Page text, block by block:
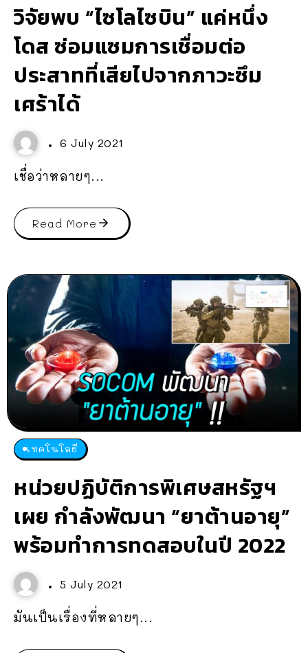
วิจัยพบ “ไซโลไซบิน” แค่หนึ่ง
โดส ซ่อมแซมการเชื่อมต่อ
ประสาทที่เสียไปจากภาวะซึม
เศร้าได้
6 July 2021
เชื่อว่าหลายๆ...
Read More
เทคโนโลยี
หน่วยปฏิบัติการพิเศษสหรัฐฯ
เผย กำลังพัฒนา “ยาต้านอายุ”
พร้อมทำการทดสอบในปี 2022
5 July 2021
มันเป็นเรื่องที่หลายๆ...